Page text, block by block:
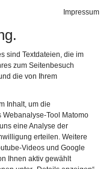
Impressum
sind Textdateien, die im
zum Seitenbesuch
die von Ihrem
Inhalt, um die
Tool Matomo
eine Analyse der
erteilen. Weitere
Videos und Google
Ihnen aktiv gewählt
und
bzw.
fachkundigen
bieten wir
von Ausflügen,